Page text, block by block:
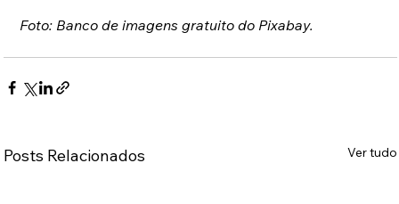
Foto: Banco de imagens gratuito do Pixabay.
Posts Relacionados Ver tudo